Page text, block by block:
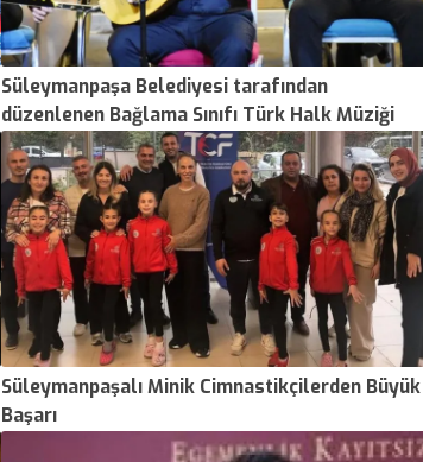
Süleymanpaşa Belediyesi tarafından
düzenlenen Bağlama Sınıfı Türk Halk Müziği
Dinletisi, Yahya Kemal Beyatlı Kültür
Merkezi’nde gerçekleşirken dinleti,
vatandaşlardan büyük ilgi gördü.
Süleymanpaşalı Minik Cimnastikçilerden Büyük
Başarı